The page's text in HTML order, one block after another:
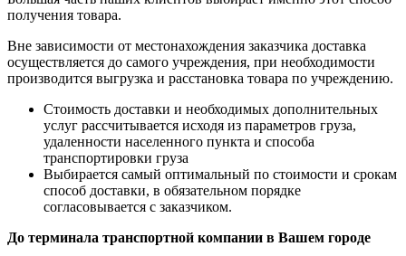
получения товара.
Вне зависимости от местонахождения заказчика доставка
осуществляется до самого учреждения, при необходимости
производится выгрузка и расстановка товара по учреждению.
Стоимость доставки и необходимых дополнительных
услуг рассчитывается исходя из параметров груза,
удаленности населенного пункта и способа
транспортировки груза
Выбирается самый оптимальный по стоимости и срокам
способ доставки, в обязательном порядке
согласовывается с заказчиком.
До терминала транспортной компании в Вашем городе